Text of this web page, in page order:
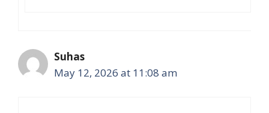
Suhas
May 12, 2026 at 11:08 am